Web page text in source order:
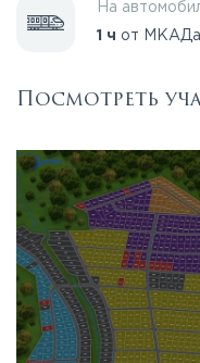
На
1 ч от МКАДа
Посмотреть